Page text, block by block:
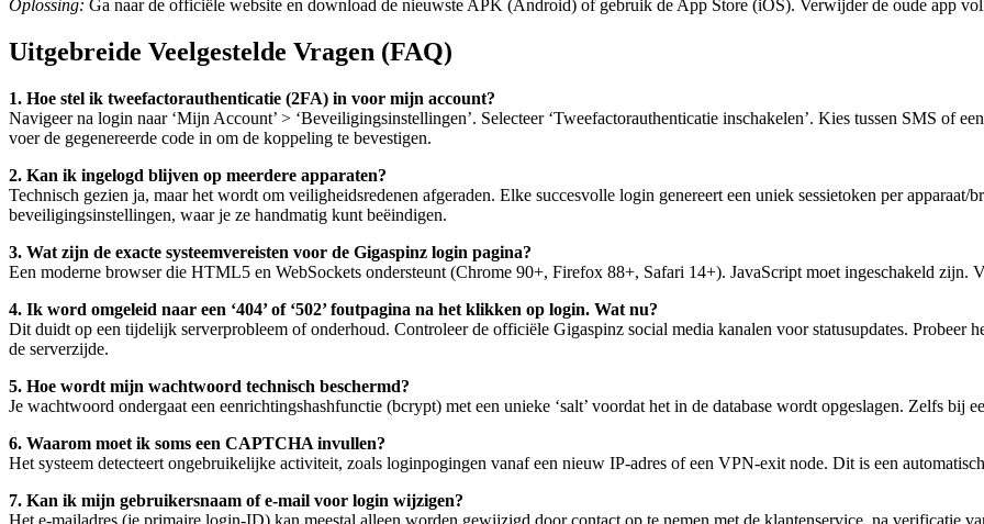
Oplossing: Ga naar de officiële website en download de nieuwste APK (Android) of gebruik de App Store (iOS). Verwijder de oude app
Uitgebreide Veelgestelde Vragen (FAQ)
1. Hoe stel ik tweefactorauthenticatie (2FA) in voor mijn account?
Navigeer na login naar ‘Mijn Account’ > ‘Beveiligingsinstellingen’. Selecteer ‘Tweefactorauthenticatie inschakelen’. Kies tussen SMS of
voer de gegenereerde code in om de koppeling te bevestigen.
2. Kan ik ingelogd blijven op meerdere apparaten?
Technisch gezien ja, maar het wordt om veiligheidsredenen afgeraden. Elke succesvolle login genereert een uniek sessietoken per apparaat/
beveiligingsinstellingen, waar je ze handmatig kunt beëindigen.
3. Wat zijn de exacte systeemvereisten voor de Gigaspinz login pagina?
Een moderne browser die HTML5 en WebSockets ondersteunt (Chrome 90+, Firefox 88+, Safari 14+). JavaScript moet ingeschakeld zijn.
4. Ik word omgeleid naar een ‘404’ of ‘502’ foutpagina na het klikken op login. Wat nu?
Dit duidt op een tijdelijk serverprobleem of onderhoud. Controleer de officiële Gigaspinz social media kanalen voor statusupdates. Probeer
de serverzijde.
5. Hoe wordt mijn wachtwoord technisch beschermd?
Je wachtwoord ondergaat een eenrichtingshashfunctie (bcrypt) met een unieke ‘salt’ voordat het in de database wordt opgeslagen. Zelfs bij
6. Waarom moet ik soms een CAPTCHA invullen?
Het systeem detecteert ongebruikelijke activiteit, zoals loginpogingen vanaf een nieuw IP-adres of een VPN-exit node. Dit is een
7. Kan ik mijn gebruikersnaam of e-mail voor login wijzigen?
Het e-mailadres (je primaire login-ID) kan meestal alleen worden gewijzigd door contact op te nemen met de klantenservice, na verificatie